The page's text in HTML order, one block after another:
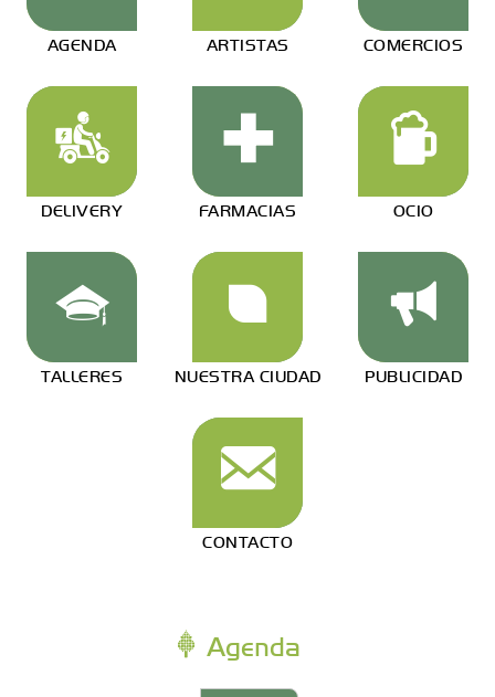
AGENDA ARTISTAS COMERCIOS
DELIVERY FARMACIAS OCIO
TALLERES NUESTRA CIUDAD PUBLICIDAD
CONTACTO
Agenda